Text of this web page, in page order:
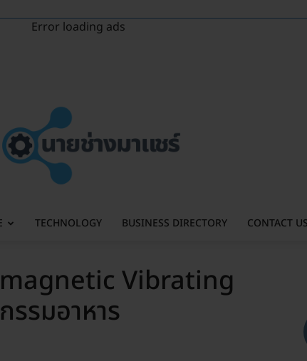
Error loading ads
TECHNOLOGY BUSINESS DIRECTORY CONTACT
Vibrating
รมอาหาร